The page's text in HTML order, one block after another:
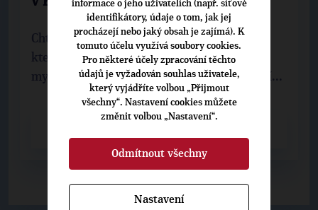
Chtěl bych v prvních krajských volbách,
kterých se účastníme, pomoci prosadit
myšlenky a program TOP 09 a Starostů. Věří...
informace o jeho uživatelích (např. síťové
identifikátory, údaje o tom, jak jej
procházejí nebo jaký obsah je zajímá). K
tomuto účelu využívá soubory cookies.
Pro některé účely zpracování těchto
údajů je vyžadován souhlas uživatele,
který vyjádříte volbou „Přijmout
všechny“. Nastavení cookies můžete
změnit volbou „Nastavení“.
Odmítnout všechny
Nastavení